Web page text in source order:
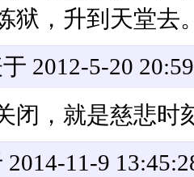
狱，升到天堂去
2012-5-20
闭，就是慈悲时
11-9